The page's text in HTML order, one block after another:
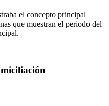
el concepto principal
que muestran el periodo del